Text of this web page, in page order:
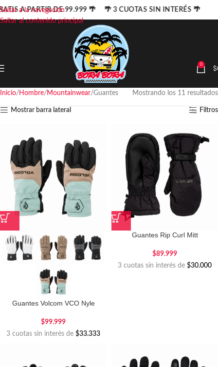
Saltar a la navegación
Saltar al contenido principal
0 $
Inicio Hombre Mountainwear Guantes Mostrando los 11 resultados
Mostrar barra lateral Filtros
Guantes Volcom VCO Nyle
$99.999
3 cuotas sin interés de $33.333
Guantes Rip Curl Mitt
$89.999
3 cuotas sin interés de $30.000
A PARTIR DE 99.999 🌴 🌴 3 CUOTAS SIN INTERÉS 🌴